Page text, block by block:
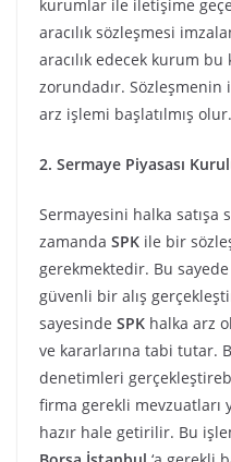
kurumlar ile iletişime
aracılık sözleşmesi
aracılık edecek kurum
zorundadır. Sözleşmenin
arz işlemi başlatılmış olur.
2. Sermaye Piyasası
Sermayesini halka satışa
zamanda SPK ile bir
gerekmektedir. Bu sayede
güvenli bir alış
sayesinde SPK halka arz
ve kararlarına tabi tutar.
denetimleri
firma gerekli mevzuatları
hazır hale getirilir. Bu